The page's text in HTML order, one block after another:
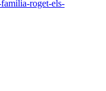
roget-els-